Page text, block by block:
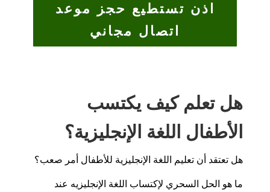
اذن تستطيع حجز موعد
اتصال مجاني
هل تعلم كيف يكتسب
الأطفال اللغة الإنجليزية؟
هل تعتقد أن تعليم اللغة الإنجليزية للأطفال أمر صعب؟
ما هو الحل السحري لإكتساب اللغة الإنجليزيه عند